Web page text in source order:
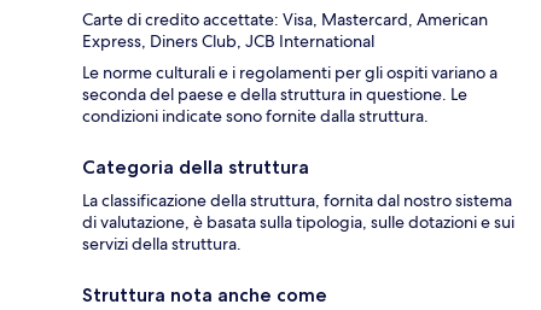
Carte di credito accettate: Visa, Mastercard, American
Express, Diners Club, JCB International
Le norme culturali e i regolamenti per gli ospiti variano a
seconda del paese e della struttura in questione. Le
condizioni indicate sono fornite dalla struttura.
Categoria della struttura
La classificazione della struttura, fornita dal nostro sistema
di valutazione, è basata sulla tipologia, sulle dotazioni e sui
servizi della struttura.
Struttura nota anche come